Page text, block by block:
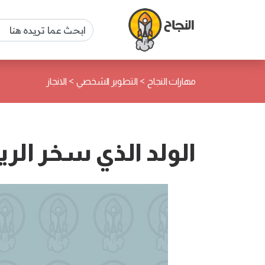
مهارات النجاح > التطوير الشخصي > الانجاز
الولد الذي سخر